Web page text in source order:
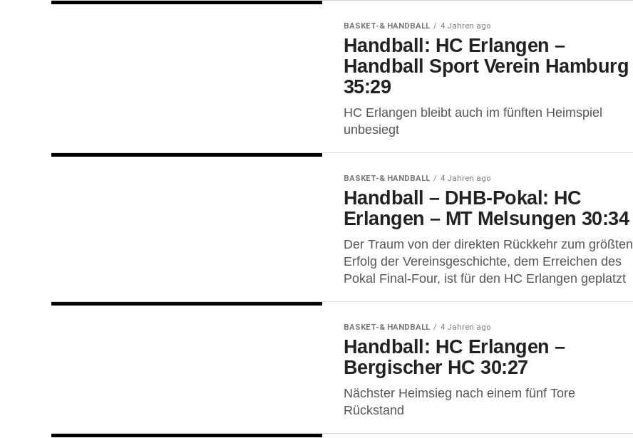
BASKET-& HANDBALL 4 Jahren ago
Handball: HC Erlangen –
Handball Sport Verein Hamburg
35:29
HC Erlangen bleibt auch im fünften Heimspiel
unbesiegt
BASKET-& HANDBALL 4 Jahren ago
Handball – DHB-Pokal: HC
Erlangen – MT Melsungen 30:34
Der Traum von der direkten Rückkehr zum größten
Erfolg der Vereinsgeschichte, dem Erreichen des
Pokal Final-Four, ist für den HC Erlangen geplatzt
BASKET-& HANDBALL 4 Jahren ago
Handball: HC Erlangen –
Bergischer HC 30:27
Nächster Heimsieg nach einem fünf Tore
Rückstand